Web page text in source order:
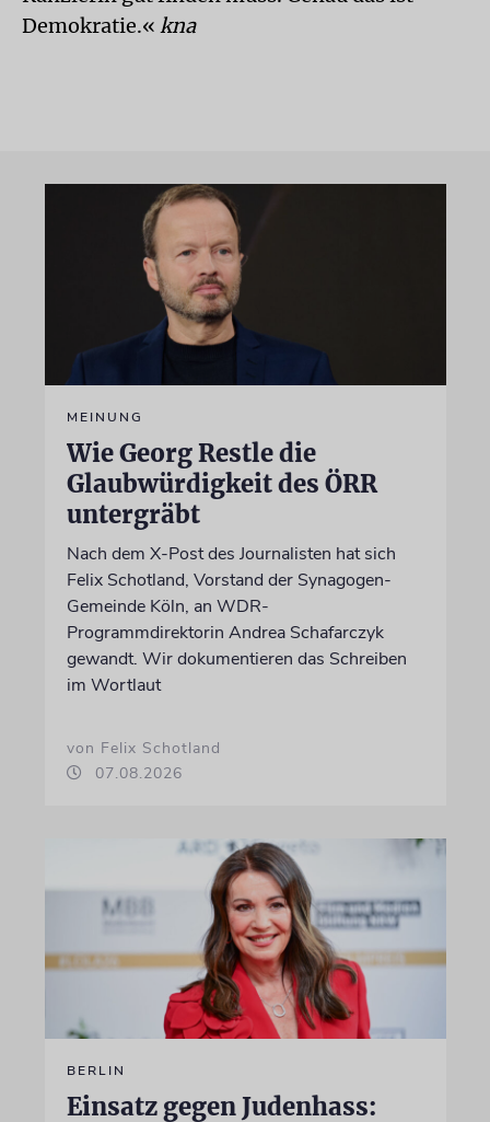
Demokratie.« kna
MEINUNG
Wie Georg Restle die
Glaubwürdigkeit des ÖRR
untergräbt
Nach dem X-Post des Journalisten hat sich
Felix Schotland, Vorstand der Synagogen-
Gemeinde Köln, an WDR-
Programmdirektorin Andrea Schafarczyk
gewandt. Wir dokumentieren das Schreiben
im Wortlaut
von Felix Schotland
07.08.2026
BERLIN
Einsatz gegen Judenhass: